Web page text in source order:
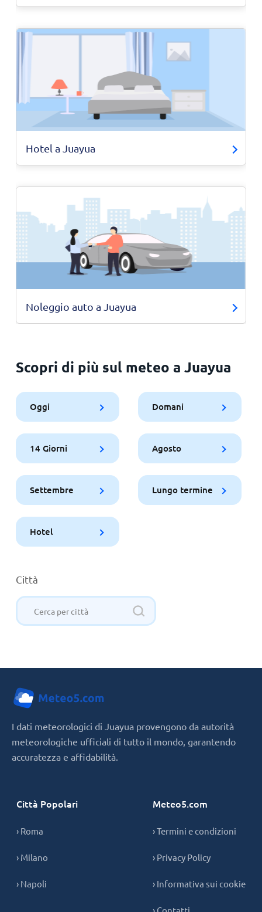
Hotel a Juayua
Noleggio auto a Juayua
Scopri di più sul meteo a Juayua
Oggi Domani
14 Giorni Agosto
Settembre Lungo termine
Hotel
Città
I dati meteorologici di Juayua provengono da autorità
meteorologiche ufficiali di tutto il mondo, garantendo
accuratezza e affidabilità.
Città Popolari
› Roma
› Milano
› Napoli
Meteo5.com
› Termini e condizioni
› Privacy Policy
› Informativa sui cookie